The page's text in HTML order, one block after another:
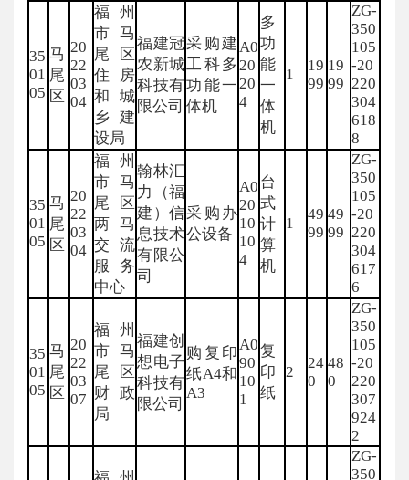
35
01
05
马
尾
区
20
22
03
04
福州
市马
尾区
住房
和城
乡建
设局
福建冠
农新城
科技有
限公司
采购建
工科多
功能一
体机
A0
20
20
4
多
功
能
一
体
机
1
19
99
19
99
ZG-
350
105
-20
220
304
618
8
35
01
05
马
尾
区
20
22
03
04
福州
市马
尾区
两马
交流
服务
中心
翰林汇
力（福
建）信
息技术
有限公
司
采购办
公设备
A0
20
10
10
4
台
式
计
算
机
1
49
99
49
99
ZG-
350
105
-20
220
304
617
6
35
01
05
马
尾
区
20
22
03
07
福州
市马
尾区
财政
局
福建创
想电子
科技有
限公司
购复印
纸A4和
A3
A0
90
10
1
复
印
纸
2
24
0
48
0
ZG-
350
105
-20
220
307
924
2
ZG-
350